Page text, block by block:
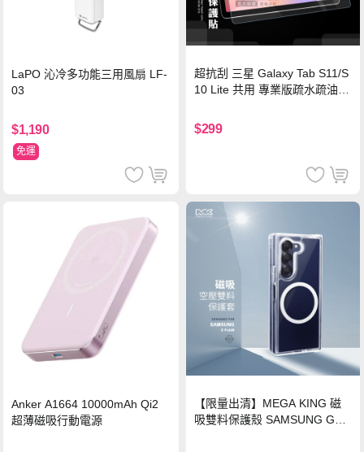
LaPO 沁冷多功能三用風扇 LF-
03
$1,190
免運
超抗刮 三星 Galaxy Tab S11/S
10 Lite 共用 專業版疏水疏油9
$299
Anker A1664 10000mAh Qi2
超薄磁吸行動電源
【限量出清】MEGA KING 磁
吸雙料保護殼 SAMSUNG Gala